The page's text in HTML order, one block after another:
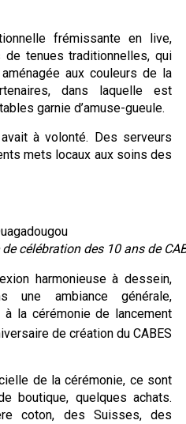
frémissante en live,
tenues traditionnelles, qui
aux couleurs de la
dans laquelle est
garnie d’amuse-gueule.
à volonté. Des serveurs
mets locaux aux soins des
célébration des 10 ans de
harmonieuse à dessein,
une ambiance générale,
la cérémonie de lancement
de création du CABES
de la cérémonie, ce sont
boutique, quelques achats.
coton, des Suisses, des